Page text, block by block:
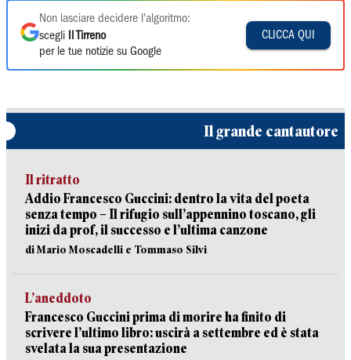
Non lasciare decidere l'algoritmo:
scegli
Il Tirreno
per le tue notizie su Google
CLICCA QUI
Il grande cantautore
Il ritratto
Addio Francesco Guccini: dentro la vita del poeta
senza tempo – Il rifugio sull’appennino toscano, gli
inizi da prof, il successo e l’ultima canzone
di Mario Moscadelli e Tommaso Silvi
L’aneddoto
Francesco Guccini prima di morire ha finito di
scrivere l’ultimo libro: uscirà a settembre ed è stata
svelata la sua presentazione